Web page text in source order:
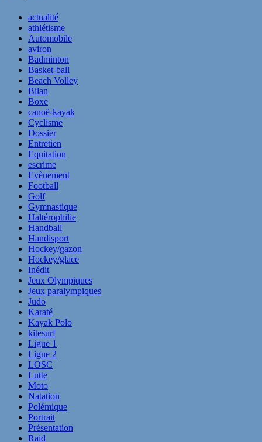
actualité
athlétisme
Automobile
aviron
Badminton
Basket-ball
Beach Volley
Bilan
Boxe
canoë-kayak
Cyclisme
Dossier
Entretien
Equitation
escrime
Evènement
Football
Golf
Gymnastique
Haltérophilie
Handball
Handisport
Hockey/gazon
Hockey/glace
Inédit
Jeux Olympiques
Jeux paralympiques
Judo
Karaté
Kayak Polo
kitesurf
Ligue 1
Ligue 2
LOSC
Lutte
Moto
Natation
Polémique
Portrait
Présentation
Raid